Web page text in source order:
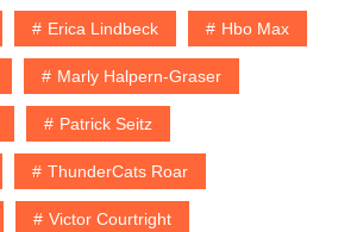
Erica Lindbeck Hbo Max
Marly Halpern-Graser
Patrick Seitz
ThunderCats Roar
Victor Courtright